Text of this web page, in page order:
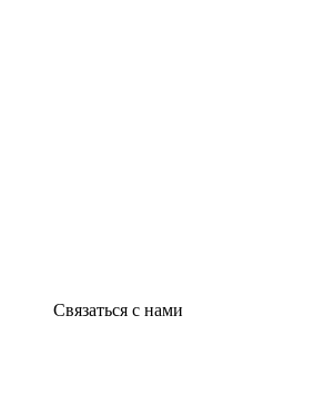
Связаться с нами